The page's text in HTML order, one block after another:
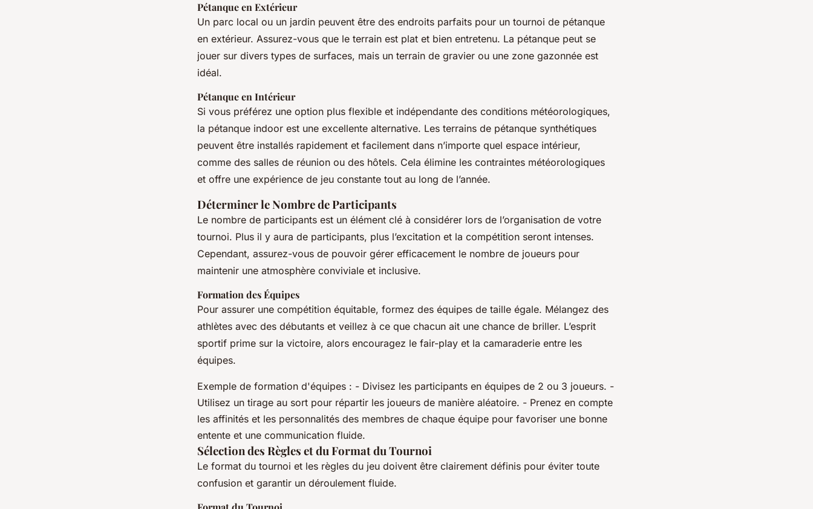
Pétanque en Extérieur
Un parc local ou un jardin peuvent être des endroits parfaits pour un tournoi de pétanque
en extérieur. Assurez-vous que le terrain est plat et bien entretenu. La pétanque peut se
jouer sur divers types de surfaces, mais un terrain de gravier ou une zone gazonnée est
idéal.
Pétanque en Intérieur
Si vous préférez une option plus flexible et indépendante des conditions météorologiques,
la pétanque indoor est une excellente alternative. Les terrains de pétanque synthétiques
peuvent être installés rapidement et facilement dans n’importe quel espace intérieur,
comme des salles de réunion ou des hôtels. Cela élimine les contraintes météorologiques
et offre une expérience de jeu constante tout au long de l’année.
Déterminer le Nombre de Participants
Le nombre de participants est un élément clé à considérer lors de l’organisation de votre
tournoi. Plus il y aura de participants, plus l’excitation et la compétition seront intenses.
Cependant, assurez-vous de pouvoir gérer efficacement le nombre de joueurs pour
maintenir une atmosphère conviviale et inclusive.
Formation des Équipes
Pour assurer une compétition équitable, formez des équipes de taille égale. Mélangez des
athlètes avec des débutants et veillez à ce que chacun ait une chance de briller. L’esprit
sportif prime sur la victoire, alors encouragez le fair-play et la camaraderie entre les
équipes.
Exemple de formation d'équipes : - Divisez les participants en équipes de 2 ou 3 joueurs. -
Utilisez un tirage au sort pour répartir les joueurs de manière aléatoire. - Prenez en compte
les affinités et les personnalités des membres de chaque équipe pour favoriser une bonne
entente et une communication fluide.
Sélection des Règles et du Format du Tournoi
Le format du tournoi et les règles du jeu doivent être clairement définis pour éviter toute
confusion et garantir un déroulement fluide.